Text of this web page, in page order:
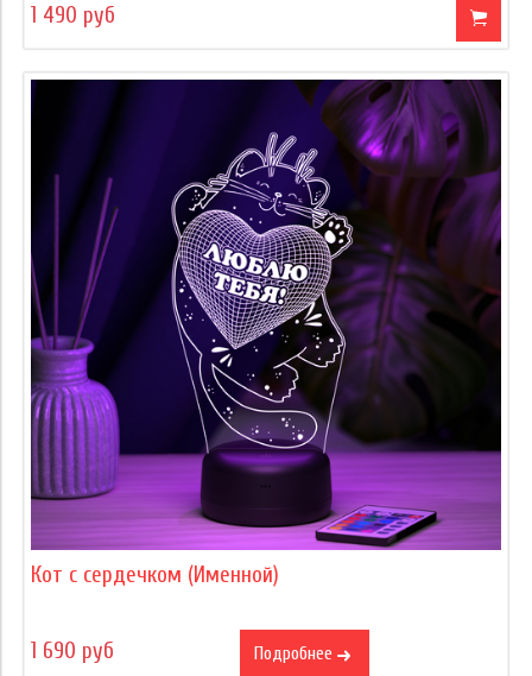
1 490 руб
Кот с сердечком (Именной)
1 690 руб Подробнее